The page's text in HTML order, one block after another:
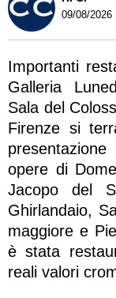
09/08/2026
Importanti
Galleria
Sala del
Firenze si
opere di
Jacopo del
Ghirlandaio,
maggiore e
è stata
reali valori